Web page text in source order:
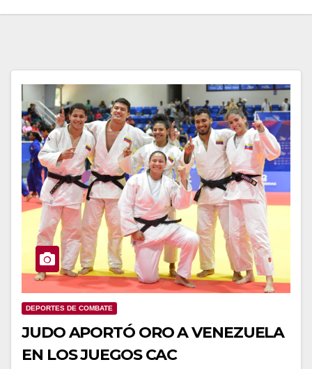
DEPORTES DE COMBATE
JUDO APORTÓ ORO A VENEZUELA
EN LOS JUEGOS CAC